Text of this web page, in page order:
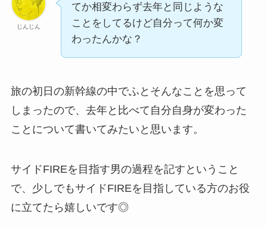
じんじん
てか相変わらず去年と同じような
ことをしてるけど自分って何か変
わったんかな？
旅の初日の新幹線の中でふとそんなことを思って
しまったので、去年と比べて自分自身が変わった
ことについて書いてみたいと思います。
サイドFIREを目指す男の過程を記すということ
で、少しでもサイドFIREを目指している方のお役
に立てたら嬉しいです◎